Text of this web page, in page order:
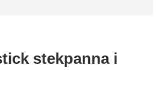
stekpanna i